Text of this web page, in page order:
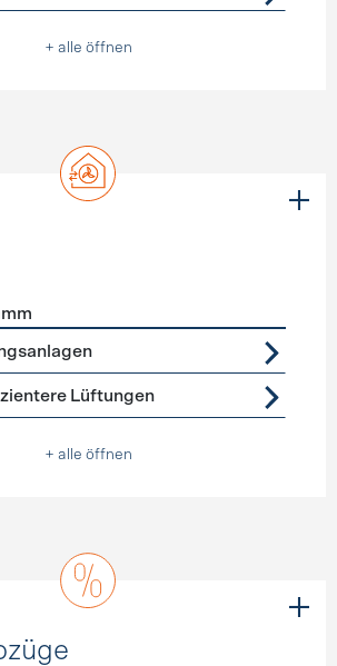
+ alle öffnen
Lüftung
Lüftungen
+ alle öffnen